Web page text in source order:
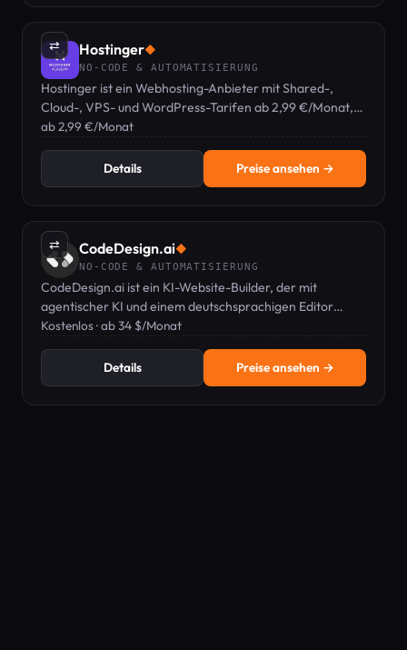
⇄ Hostinger◆
NO-CODE & AUTOMATISIERUNG
Hostinger ist ein Webhosting-Anbieter mit Shared-,
Cloud-, VPS- und WordPress-Tarifen ab 2,99 €/Monat,
inklusive eigenem hPanel und KI-Tools.
ab 2,99 €/Monat
Details Preise ansehen →
⇄ CodeDesign.ai◆
NO-CODE & AUTOMATISIERUNG
CodeDesign.ai ist ein KI-Website-Builder, der mit
agentischer KI und einem deutschsprachigen Editor
unternehmensreife Websites erstellt, hostet und
Kostenlos · ab 34 $/Monat
Details Preise ansehen →